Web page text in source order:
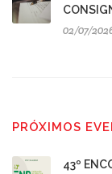
02/07/
PRÓXIMOS
43º